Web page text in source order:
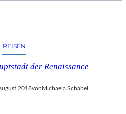
REISEN
der Renaissance
2018vonMichaela Schabel